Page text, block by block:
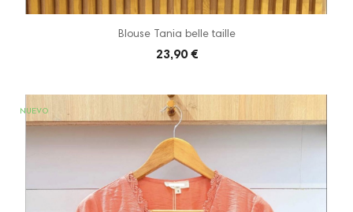
Blouse Tania belle taille
23,90 €
NUEVO